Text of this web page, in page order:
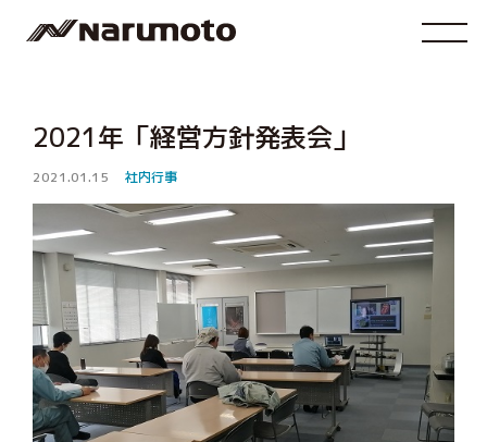
2021年「経営方針発表会」
2021.01.15 社内行事